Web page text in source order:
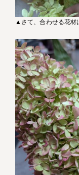
▲さて、合わせる花